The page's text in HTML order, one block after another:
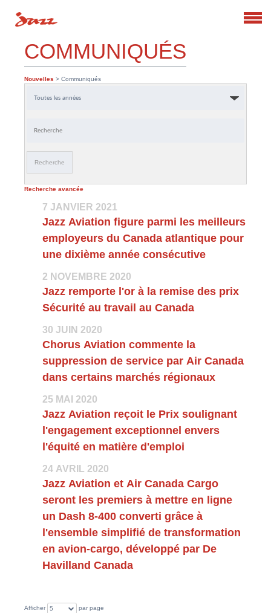
COMMUNIQUÉS
Nouvelles
> Communiqués
clés
Recherche
Recherche avancée
7 JANVIER 2021
Jazz Aviation figure parmi les meilleurs
employeurs du Canada atlantique pour
une dixième année consécutive
2 NOVEMBRE 2020
Jazz remporte l'or à la remise des prix
Sécurité au travail au Canada
30 JUIN 2020
Chorus Aviation commente la
suppression de service par Air Canada
dans certains marchés régionaux
25 MAI 2020
Jazz Aviation reçoit le Prix soulignant
l'engagement exceptionnel envers
l'équité en matière d'emploi
24 AVRIL 2020
Jazz Aviation et Air Canada Cargo
seront les premiers à mettre en ligne
un Dash 8-400 converti grâce à
l'ensemble simplifié de transformation
en avion-cargo, développé par De
Havilland Canada
Afficher 5 par page